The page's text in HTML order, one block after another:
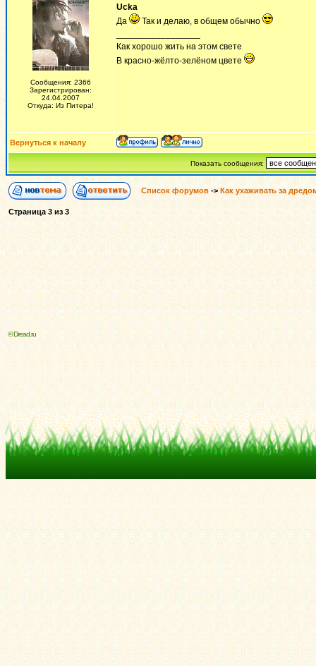
Сообщения: 2366
Зарегистрирован:
24.04.2007
Откуда: Из Питера!
Ucka
Да
Так и делаю, в общем обычно
Как хорошо жить на этом свете
В красно-жёлто-зелёном цвете
Вернуться к началу
Показать сообщения:
Список форумов -> Как ухаживать за
Страница 3 из 3
© Dread.ru